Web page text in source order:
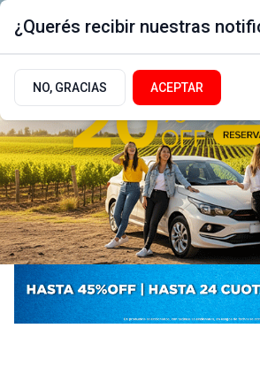
¿Querés recibir nuestras
NO, GRACIAS ACEPTAR